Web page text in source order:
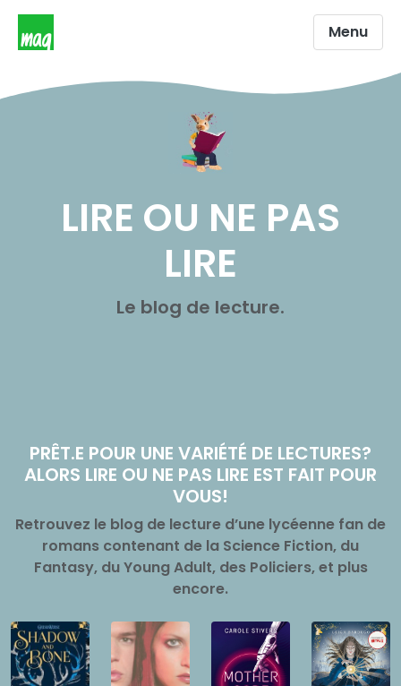
Menu
LIRE OU NE PAS
LIRE
Le blog de lecture.
PRÊT.E POUR UNE VARIÉTÉ DE LECTURES?
ALORS LIRE OU NE PAS LIRE EST FAIT POUR
VOUS!
Retrouvez le blog de lecture d’une lycéenne fan de
romans contenant de la Science Fiction, du
Fantasy, du Young Adult, des Policiers, et plus
encore.